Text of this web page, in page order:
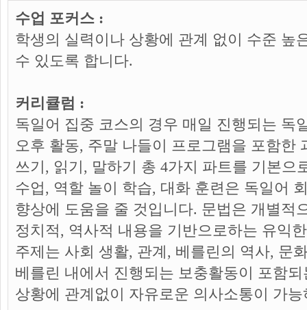
수업 포커스 :
학생의 실력이나 상황에 관계 없이 수준 높
수 있도록 합니다.
커리큘럼 :
독일어 집중 코스의 경우 매일 진행되는 독
오후 활동, 주말 나들이 프로그램을 포함한
쓰기, 읽기, 말하기 총 4가지 파트를 기본으
수업, 역할 놀이 학습, 대화 훈련은 독일어
향상에 도움을 줄 것입니다. 문법은 개별적
정치적, 역사적 내용을 기반으로하는 유익
주제는 사회 생활, 관계, 베를린의 역사, 문
베를린 내에서 진행되는 보충활동이 포함
상황에 관계없이 자유로운 의사소통이 가